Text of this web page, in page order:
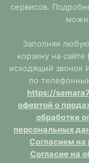
сервисов.
Заполняя
корзину на сайте
исходящий
по
https://
офертой о
обработке
персональных
Согласием на
Согласие на